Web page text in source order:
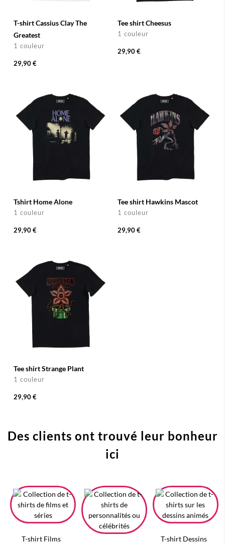
T-shirt Cassius Clay The
Greatest
1 couleur
29,90 €
Tee shirt Cheesus
1 couleur
29,90 €
Tshirt Home Alone
1 couleur
29,90 €
Tee shirt Hawkins Mascot
1 couleur
29,90 €
Tee shirt Strange Plant
1 couleur
29,90 €
Des clients ont trouvé leur bonheur
ici
T-shirt Films
T-shirt Dessins